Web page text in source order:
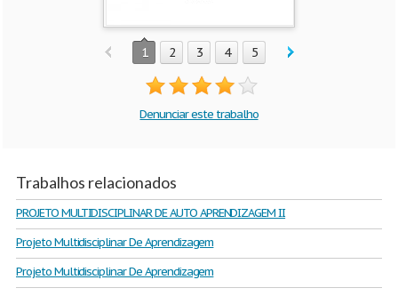
1 2 3 4 5
Denunciar este trabalho
Trabalhos relacionados
PROJETO MULTIDISCIPLINAR DE AUTO APRENDIZAGEM II
Projeto Multidisciplinar De Aprendizagem
Projeto Multidisciplinar De Aprendizagem